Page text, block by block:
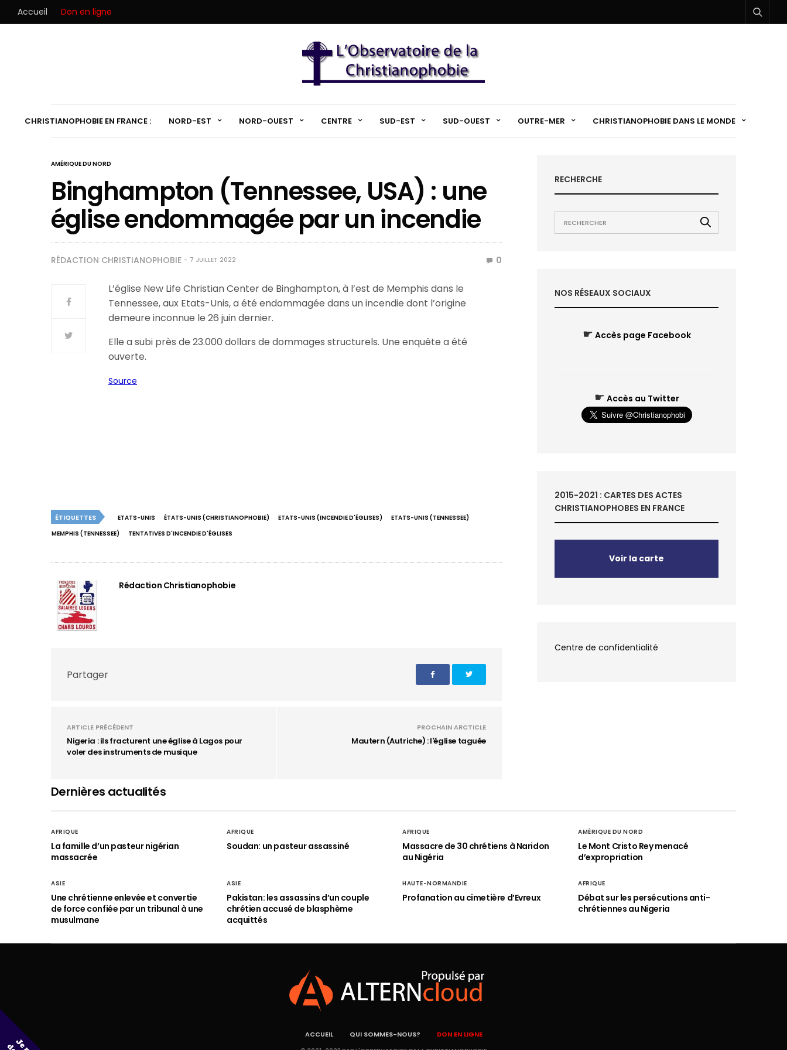
Accueil Don en ligne
CHRISTIANOPHOBIE EN FRANCE : NORD-EST NORD-OUEST CENTRE SUD-EST SUD-OUEST OUTRE-MER CHRISTIANOPHOBIE DANS LE MONDE
AMÉRIQUE DU NORD
Binghampton (Tennessee, USA) : une
église endommagée par un incendie
RÉDACTION CHRISTIANOPHOBIE 7 JUILLET 2022 0
L’église New Life Christian Center de Binghampton, à l’est de Memphis dans le
Tennessee, aux Etats-Unis, a été endommagée dans un incendie dont l’origine
demeure inconnue le 26 juin dernier.
Elle a subi près de 23.000 dollars de dommages structurels. Une enquête a été
ouverte.
Source
ÉTIQUETTES ETATS-UNIS ÉTATS-UNIS (CHRISTIANOPHOBIE) ETATS-UNIS (INCENDIE D'ÉGLISES)
ETATS-UNIS (TENNESSEE)
MEMPHIS (TENNESSEE)
TENTATIVES D'INCENDIE D'ÉGLISES
Rédaction Christianophobie
Partager
ARTICLE PRÉCÉDENT
Nigeria : ils fracturent une église à Lagos pour
voler des instruments de musique
PROCHAIN ARCTICLE
Mautern (Autriche) : l'église taguée
RECHERCHE
NOS RÉSEAUX SOCIAUX
☛ Accès page Facebook
☛ Accès au Twitter
2015-2021 : CARTES DES ACTES
CHRISTIANOPHOBES EN FRANCE
Voir la carte
Centre de confidentialité
Dernières actualités
AFRIQUE
La famille d’un pasteur nigérian
massacrée
AFRIQUE
Soudan: un pasteur assassiné
AFRIQUE
Massacre de 30 chrétiens à Naridon
au Nigéria
AMÉRIQUE DU NORD
Le Mont Cristo Rey menacé
d’expropriation
ASIE
Une chrétienne enlevée et convertie
de force confiée par un tribunal à une
musulmane
ASIE
Pakistan: les assassins d’un couple
chrétien accusé de blasphème
acquittés
HAUTE-NORMANDIE
Profanation au cimetière d’Evreux
AFRIQUE
Débat sur les persécutions anti-
chrétiennes au Nigeria
ACCUEIL QUI SOMMES-NOUS? DON EN LIGNE